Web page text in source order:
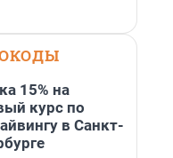
15% на
курс по
в Санкт-